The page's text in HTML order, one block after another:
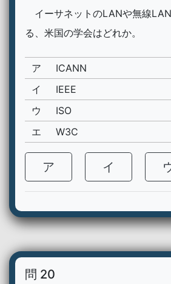
イーサネットのLANや無線
る、米国の学会はどれか。
ア
ICANN
イ
IEEE
ウ
ISO
エ
W3C
ア イ
問 20